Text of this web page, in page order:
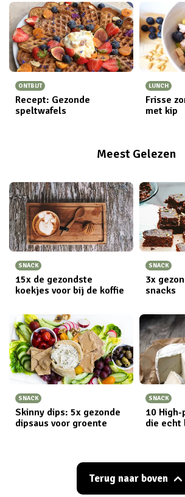
ONTBIJT
Recept: Gezonde
speltwafels
LUNCH
Frisse
met kip
Meest Gelezen
SNACK
15x de gezondste
koekjes voor bij de koffie
SNACK
3x
snacks
SNACK
Skinny dips: 5x gezonde
dipsaus voor groente
SNACK
10
die echt
Terug naar boven